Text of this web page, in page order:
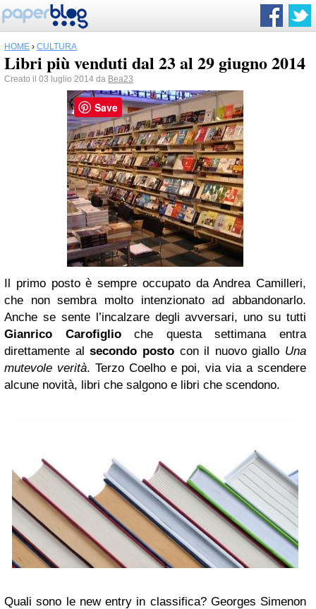
HOME › CULTURA
Libri più venduti dal 23 al 29 giugno 2014
Creato il 03 luglio 2014 da Bea23
Il primo posto è sempre occupato da Andrea Camilleri,
che non sembra molto intenzionato ad abbandonarlo.
Anche se sente l’incalzare degli avversari, uno su tutti
Gianrico Carofiglioche questa settimana entra
direttamente alsecondo postocon il nuovo giallo Una
mutevole verità. Terzo Coelho e poi, via via a scendere
alcune novità, libri che salgono e libri che scendono.
Quali sono le new entry in classifica? Georges Simenon
Save